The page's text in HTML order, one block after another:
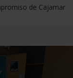
de Cajamar